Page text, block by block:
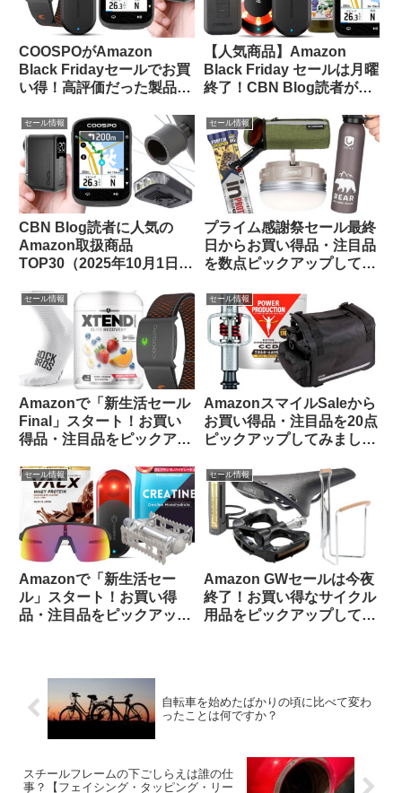
COOSPOがAmazon
Black Fridayセールでお買
い得！高評価だった製品を
Blog限定クーポン情報あ
り】
【人気商品】Amazon
Black Friday セールは月曜
終了！CBN Blog読者が買
します
セール情報
CBN Blog読者に人気の
Amazon取扱商品
TOP30（2025年10月1日
セール情報
プライム感謝祭セール最終
日からお買い得品・注目品
を数点ピックアップしてみ
セール情報
Amazonで「新生活セール
Final」スタート！お買い
得品・注目品をピックアッ
セール情報
AmazonスマイルSaleから
お買い得品・注目品を20点
ピックアップしてみました
品】
セール情報
Amazonで「新生活セー
ル」スタート！お買い得
品・注目品をピックアップ
セール情報
Amazon GWセールは今夜
終了！お買い得なサイクル
用品をピックアップしてみ
自転車を始めたばかりの頃に比べて変わ
ったことは何ですか？
スチールフレームの下ごしらえは誰の仕
事？【フェイシング・タッピング・リー